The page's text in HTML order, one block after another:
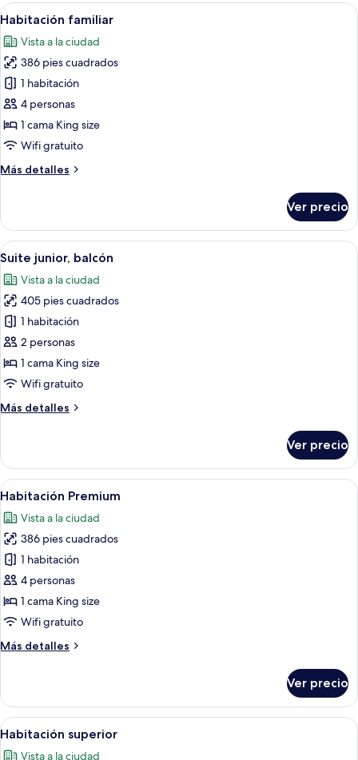
Abrir
todas
las
fotos
de
Habitación
familiar
Caja de seguridad en la habitación
14
Habitación familiar
Vista a la ciudad
386 pies cuadrados
1 habitación
4 personas
1 cama King size
Wifi gratuito
Más detalles
Más
familiar
Ver precio
Abrir
todas
las
fotos
de
Suite
junior,
balcón
Terraza en la azotea con sillas de
10
Suite junior, balcón
Vista a la ciudad
405 pies cuadrados
1 habitación
2 personas
1 cama King size
Wifi gratuito
Más detalles
Más
junior,
balcón
Ver precio
Abrir
todas
las
fotos
de
Habitación
Premium
Caja de seguridad en la habitación
12
Habitación Premium
Vista a la ciudad
386 pies cuadrados
1 habitación
4 personas
1 cama King size
Wifi gratuito
Más detalles
Más
Premium
Ver precio
Abrir
todas
Caja de seguridad en la habitación
8
Habitación superior
Vista a la ciudad